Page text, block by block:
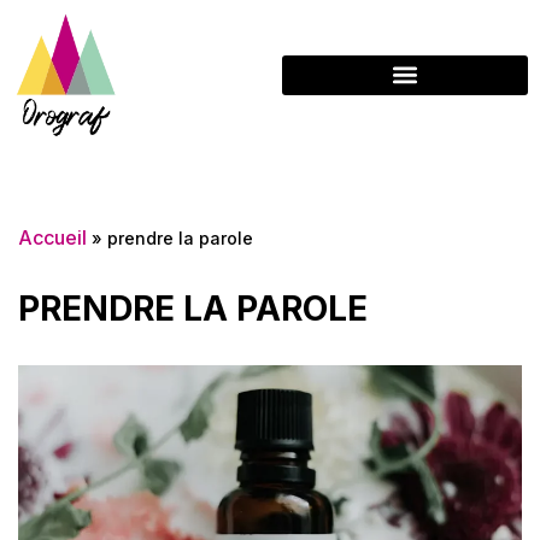
Accueil » prendre la parole
PRENDRE LA PAROLE